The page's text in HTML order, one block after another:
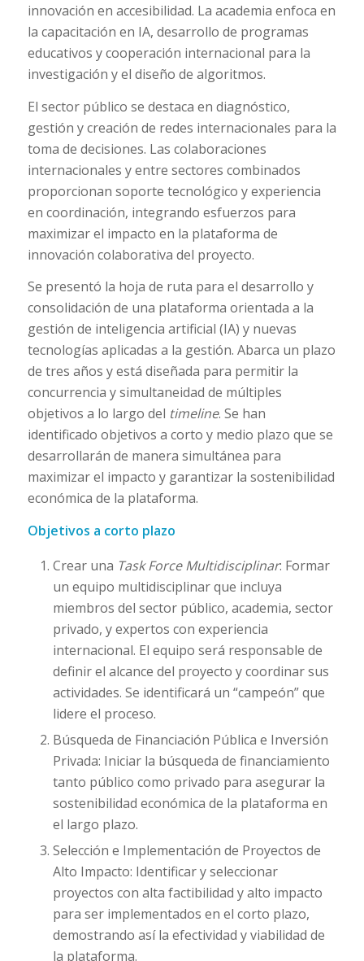
innovación en accesibilidad. La academia enfoca en
la capacitación en IA, desarrollo de programas
educativos y cooperación internacional para la
investigación y el diseño de algoritmos.
El sector público se destaca en diagnóstico,
gestión y creación de redes internacionales para la
toma de decisiones. Las colaboraciones
internacionales y entre sectores combinados
proporcionan soporte tecnológico y experiencia
en coordinación, integrando esfuerzos para
maximizar el impacto en la plataforma de
innovación colaborativa del proyecto.
Se presentó la hoja de ruta para el desarrollo y
consolidación de una plataforma orientada a la
gestión de inteligencia artificial (IA) y nuevas
tecnologías aplicadas a la gestión. Abarca un plazo
de tres años y está diseñada para permitir la
concurrencia y simultaneidad de múltiples
objetivos a lo largo del timeline. Se han
identificado objetivos a corto y medio plazo que se
desarrollarán de manera simultánea para
maximizar el impacto y garantizar la sostenibilidad
económica de la plataforma.
Objetivos a corto plazo
Crear una Task Force Multidisciplinar: Formar
un equipo multidisciplinar que incluya
miembros del sector público, academia, sector
privado, y expertos con experiencia
internacional. El equipo será responsable de
definir el alcance del proyecto y coordinar sus
actividades. Se identificará un “campeón” que
lidere el proceso.
Búsqueda de Financiación Pública e Inversión
Privada: Iniciar la búsqueda de financiamiento
tanto público como privado para asegurar la
sostenibilidad económica de la plataforma en
el largo plazo.
Selección e Implementación de Proyectos de
Alto Impacto: Identificar y seleccionar
proyectos con alta factibilidad y alto impacto
para ser implementados en el corto plazo,
demostrando así la efectividad y viabilidad de
la plataforma.